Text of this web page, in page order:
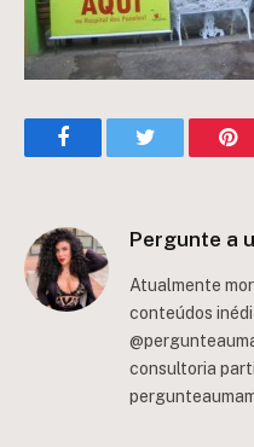
FacebookTwitter
Pergunte a
Atualmente
conteúdos
consultoria